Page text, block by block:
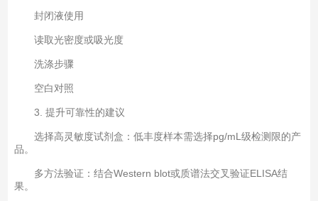
封闭液使用
读取光密度或吸光度
洗涤步骤
空白对照
3. ‌提升可靠性的建议‌
选择高灵敏度试剂盒‌：低丰度样本需选择pg/mL级检测限的产
品‌。
多方法验证‌：结合Western blot或质谱法交叉验证ELISA结
果‌。